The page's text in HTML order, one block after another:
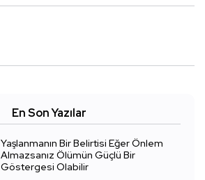
En Son Yazılar
Yaşlanmanın Bir Belirtisi Eğer Önlem
Almazsanız Ölümün Güçlü Bir
Göstergesi Olabilir